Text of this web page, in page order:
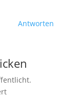
Antworten